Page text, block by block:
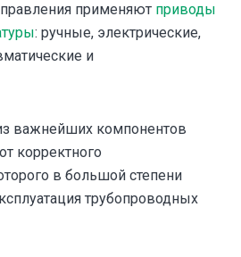
применяют приводы
: ручные, электрические,
и
важнейших компонентов
корректного
в большой степени
трубопроводных